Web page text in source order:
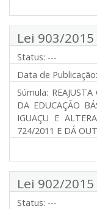
Lei 903/2015
Status: ---
Data de Publicação:
Súmula:
DA EDUCAÇÃO
IGUAÇU E
724/2011 E DÁ
Lei 902/2015
Status: ---